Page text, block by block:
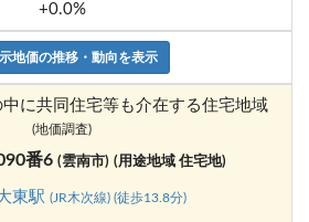
+0.0%
地価の推移・動向を表示
に共同住宅等も介在する住宅地域
(地価調査)
番6 (雲南市) (用途地域 住宅地)
東駅(JR木次線) (徒歩13.8分)